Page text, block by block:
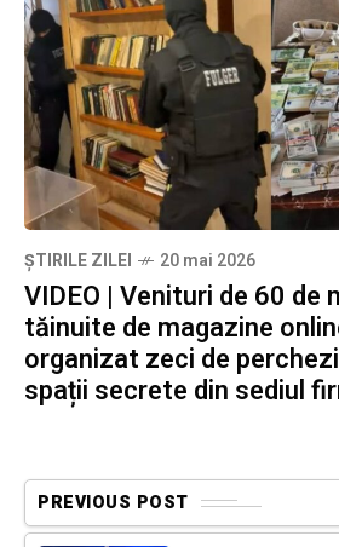
ȘTIRILE ZILEI 20 mai 2026
VIDEO | Venituri de 60 de
tăinuite de magazine
organizat zeci de
spații secrete din sediul
PREVIOUS POST